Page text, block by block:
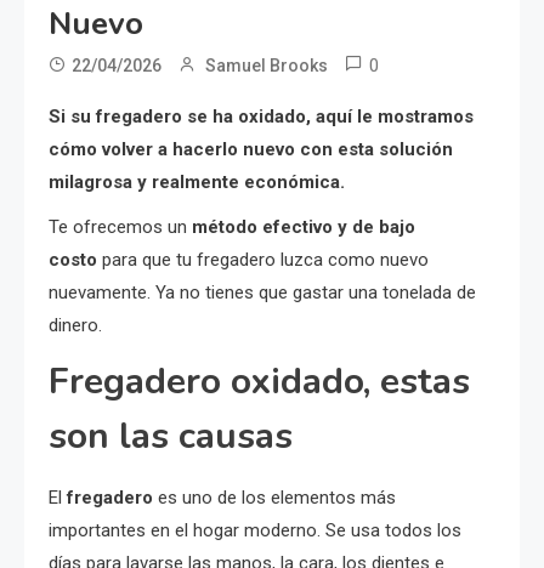
Nuevo
22/04/2026 Samuel Brooks 0
Si su fregadero se ha oxidado, aquí le mostramos
cómo volver a hacerlo nuevo con esta solución
milagrosa y realmente económica.
Te ofrecemos un método efectivo y de bajo
costo para que tu fregadero luzca como nuevo
nuevamente. Ya no tienes que gastar una tonelada de
dinero.
Fregadero oxidado, estas
son las causas
Elfregadero es uno de los elementos más
importantes en el hogar moderno. Se usa todos los
días para lavarse las manos, la cara, los dientes e